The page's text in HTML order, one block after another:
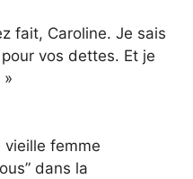
fait, Caroline. Je sais
vos dettes. Et je
»
vieille femme
dans la